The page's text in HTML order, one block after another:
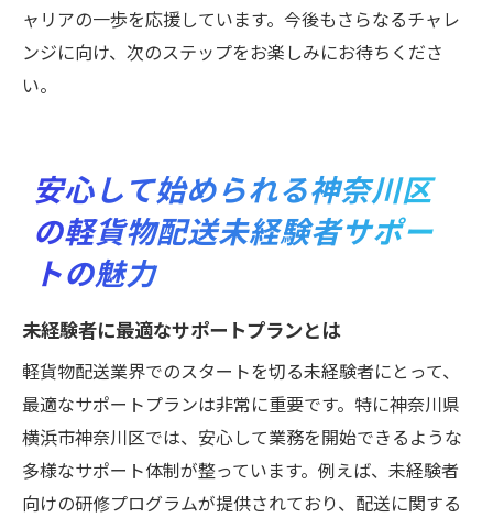
ャリアの一歩を応援しています。今後もさらなるチャレ
ンジに向け、次のステップをお楽しみにお待ちくださ
い。
安心して始められる神奈川区
の軽貨物配送未経験者サポー
トの魅力
未経験者に最適なサポートプランとは
軽貨物配送業界でのスタートを切る未経験者にとって、
最適なサポートプランは非常に重要です。特に神奈川県
横浜市神奈川区では、安心して業務を開始できるような
多様なサポート体制が整っています。例えば、未経験者
向けの研修プログラムが提供されており、配送に関する